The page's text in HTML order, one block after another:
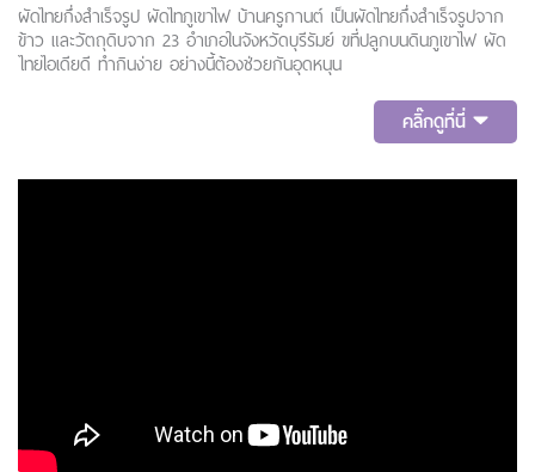
ผัดไทยกึ่งสำเร็จรูป ผัดไทภูเขาไฟ บ้านครูกานต์ เป็นผัดไทยกึ่งสำเร็จรูปจาก
ข้าว และวัตถุดิบจาก 23 อำเภอในจังหวัดบุรีรัมย์ ฃที่ปลูกบนดินภูเขาไฟ ผัด
ไทยไอเดียดี ทำกินง่าย อย่างนี้ต้องช่วยกันอุดหนุน
คลิ๊กดูที่นี่